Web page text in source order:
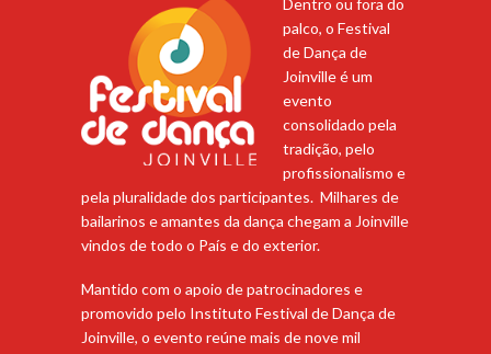
palco, o Festival
de Dança de
Joinville é um
evento
consolidado pela
tradição, pelo
profissionalismo e
pela pluralidade dos participantes. Milhares de
bailarinos e amantes da dança chegam a Joinville
vindos de todo o País e do exterior.
Mantido com o apoio de patrocinadores e
promovido pelo Instituto Festival de Dança de
Joinville, o evento reúne mais de nove mil